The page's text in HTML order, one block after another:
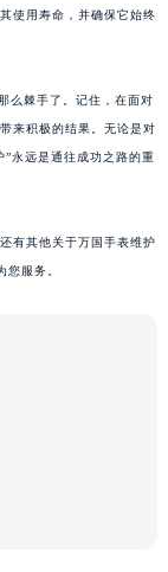
使用寿命，并确保它始终
么棘手了。记住，在面对
来积极的结果。无论是对
永远是通往成功之路的重
有其他关于万国手表维护
服务。